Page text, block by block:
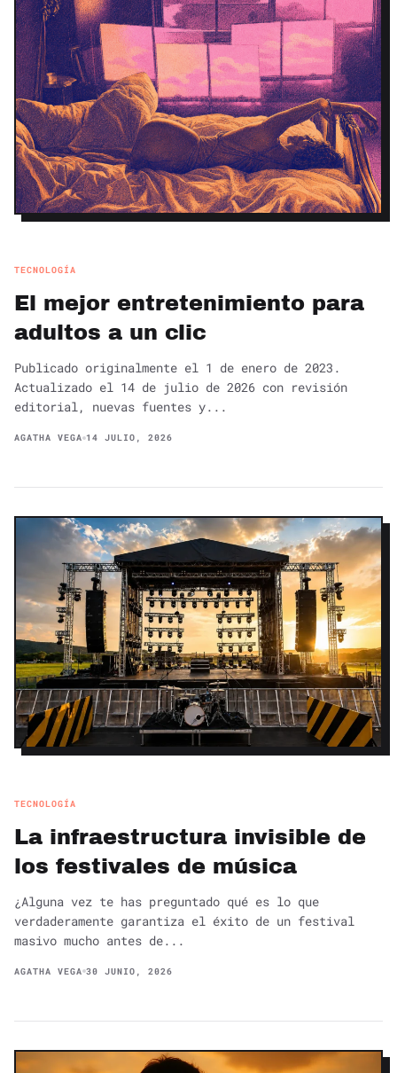
TECNOLOGÍA
El mejor entretenimiento para
adultos a un clic
Publicado originalmente el 1 de enero de 2023.
Actualizado el 14 de julio de 2026 con revisión
editorial, nuevas fuentes y...
AGATHA VEGA 14 JULIO, 2026
TECNOLOGÍA
La infraestructura invisible de
los festivales de música
¿Alguna vez te has preguntado qué es lo que
verdaderamente garantiza el éxito de un festival
masivo mucho antes de...
AGATHA VEGA 30 JUNIO, 2026